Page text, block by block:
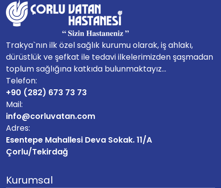
Trakya`nın ilk özel sağlık kurumu olarak, iş ahlakı,
dürüstlük ve şefkat ile tedavi ilkelerimizden şaşmadan
toplum sağlığına katkıda bulunmaktayız...
Telefon:
+90 (282) 673 73 73
Mail:
info@corluvatan.com
Adres:
Esentepe Mahallesi Deva Sokak. 11/A
Çorlu/Tekirdağ
Kurumsal